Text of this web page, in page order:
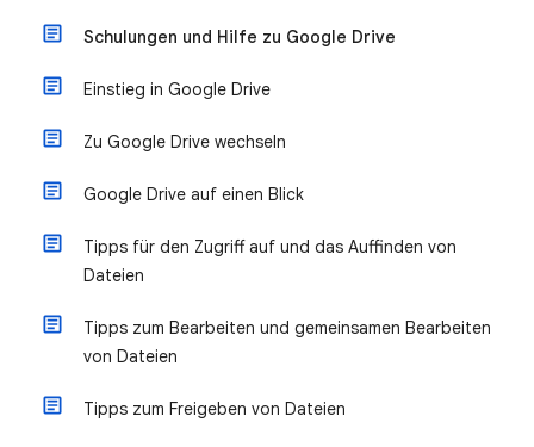
Schulungen und Hilfe zu Google Drive
Einstieg in Google Drive
Zu Google Drive wechseln
Google Drive auf einen Blick
Tipps für den Zugriff auf und das Auffinden von
Dateien
Tipps zum Bearbeiten und gemeinsamen Bearbeiten
von Dateien
Tipps zum Freigeben von Dateien